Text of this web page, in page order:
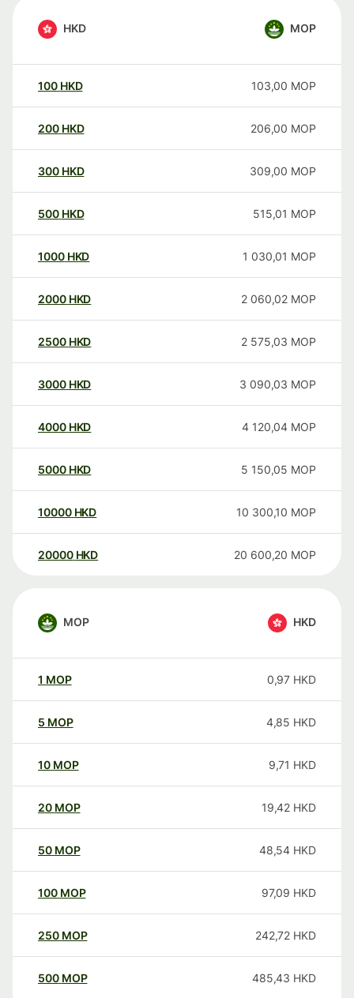
HKD MOP
100 HKD 103,00 MOP
200 HKD 206,00 MOP
300 HKD 309,00 MOP
500 HKD 515,01 MOP
1000 HKD 1 030,01 MOP
2000 HKD 2 060,02 MOP
2500 HKD 2 575,03 MOP
3000 HKD 3 090,03 MOP
4000 HKD 4 120,04 MOP
5000 HKD 5 150,05 MOP
10000 HKD 10 300,10 MOP
20000 HKD 20 600,20 MOP
MOP HKD
1 MOP 0,97 HKD
5 MOP 4,85 HKD
10 MOP 9,71 HKD
20 MOP 19,42 HKD
50 MOP 48,54 HKD
100 MOP 97,09 HKD
250 MOP 242,72 HKD
500 MOP 485,43 HKD